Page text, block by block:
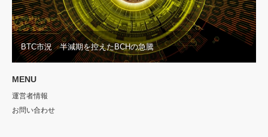
BTC市況 半減期を控えたBCHの急騰
MENU
運営者情報
お問い合わせ